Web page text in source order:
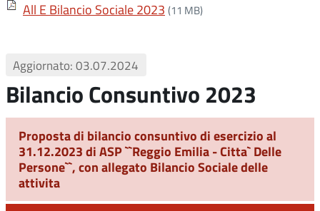
All E Bilancio Sociale 2023 (11 MB)
Aggiornato: 03.07.2024
Bilancio Consuntivo 2023
Proposta di bilancio consuntivo di esercizio al
31.12.2023 di ASP ``Reggio Emilia - Citta` Delle
Persone``, con allegato Bilancio Sociale delle
attivita